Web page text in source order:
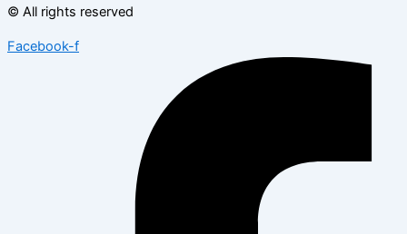
© All rights reserved
Facebook-f